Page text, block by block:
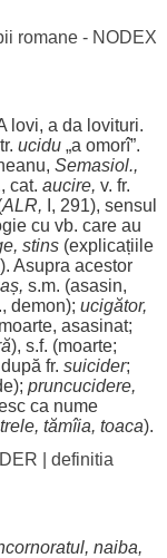
romane - NODEX
lovi, a da lovituri.
ucidu„a omorî”.
Semasiol.,
cat. aucire, v. fr.
ALR, I, 291), sensul
cu vb. care au
, stins(explicațiile
). Asupra acestor
, s.m. (asasin,
demon); ucigător,
, asasinat;
), s.f. (moarte;
fr. suicider;
); pruncucidere,
ca nume
, tămîia, toaca).
definitia
, naiba,